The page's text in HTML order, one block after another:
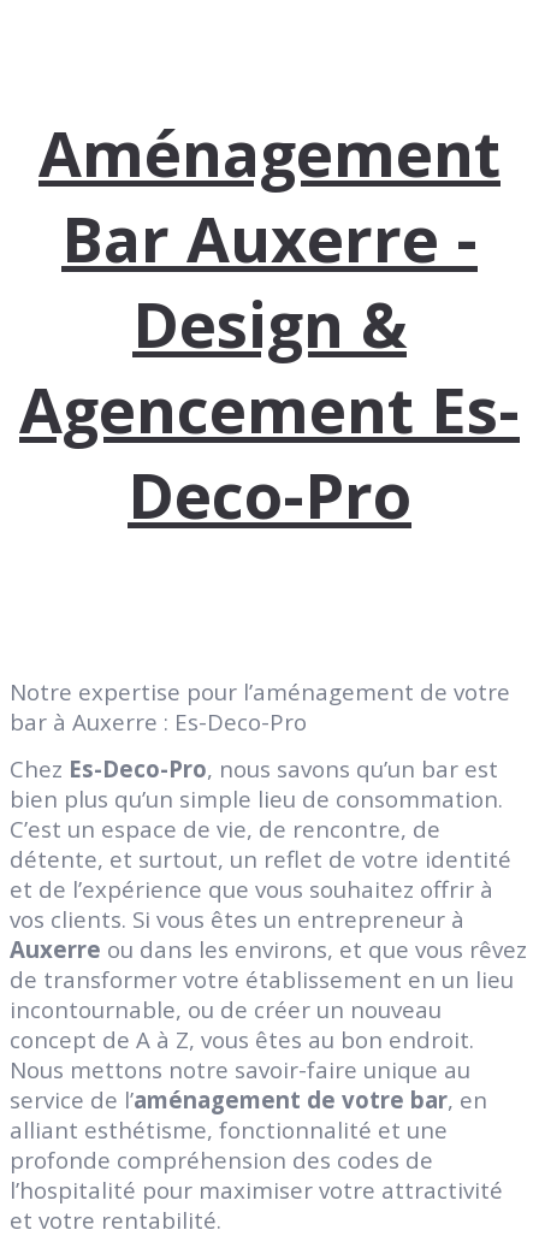
Aménagement
Bar Auxerre -
Design &
Agencement Es-
Deco-Pro
Notre expertise pour l’aménagement de votre
bar à Auxerre : Es-Deco-Pro
Chez Es-Deco-Pro, nous savons qu’un bar est
bien plus qu’un simple lieu de consommation.
C’est un espace de vie, de rencontre, de
détente, et surtout, un reflet de votre identité
et de l’expérience que vous souhaitez offrir à
vos clients. Si vous êtes un entrepreneur à
Auxerre ou dans les environs, et que vous rêvez
de transformer votre établissement en un lieu
incontournable, ou de créer un nouveau
concept de A à Z, vous êtes au bon endroit.
Nous mettons notre savoir-faire unique au
service de l’aménagement de votre bar, en
alliant esthétisme, fonctionnalité et une
profonde compréhension des codes de
l’hospitalité pour maximiser votre attractivité
et votre rentabilité.